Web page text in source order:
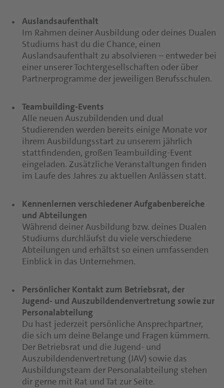
Auslandsaufenthalt
Im Rahmen deiner Ausbildung oder deines Dualen
Studiums hast du die Chance, einen
Auslandsaufenthalt zu absolvieren – entweder bei
einer unserer Tochtergesellschaften oder über
Partnerprogramme der jeweiligen Berufsschulen.
Teambuilding-Events
Alle neuen Auszubildenden und dual
Studierenden werden bereits einige Monate vor
ihrem Ausbildungsstart zu unserem jährlich
stattfindenden, großen Teambuilding-Event
eingeladen. Zusätzliche Veranstaltungen finden
im Laufe des Jahres zu aktuellen Anlässen statt.
Kennenlernen verschiedener Aufgabenbereiche
und Abteilungen
Während deiner Ausbildung bzw. deines Dualen
Studiums durchläufst du viele verschiedene
Abteilungen und erhältst so einen umfassenden
Einblick in das Unternehmen.
Persönlicher Kontakt zum Betriebsrat, der
Jugend- und Auszubildendenvertretung sowie zur
Personalabteilung
Du hast jederzeit persönliche Ansprechpartner,
die sich um deine Belange und Fragen kümmern.
Der Betriebsrat und die Jugend- und
Auszubildendenvertretung (JAV) sowie das
Ausbildungsteam der Personalabteilung stehen
dir gerne mit Rat und Tat zur Seite.